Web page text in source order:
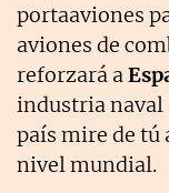
portaaviones
aviones de
reforzará a
industria naval
país mire de tú
nivel mundial.